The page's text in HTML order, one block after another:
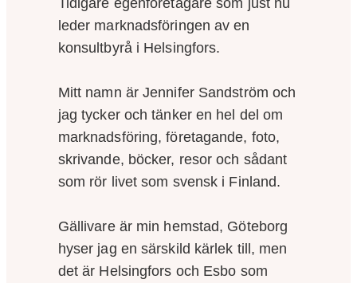
Tidigare egenföretagare som just nu
leder marknadsföringen av en
konsultbyrå i Helsingfors.
Mitt namn är Jennifer Sandström och
jag tycker och tänker en hel del om
marknadsföring, företagande, foto,
skrivande, böcker, resor och sådant
som rör livet som svensk i Finland.
Gällivare är min hemstad, Göteborg
hyser jag en särskild kärlek till, men
det är Helsingfors och Esbo som